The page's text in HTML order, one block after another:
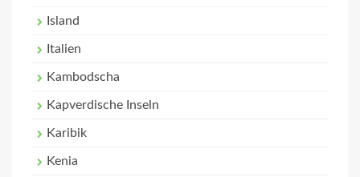
Island
Italien
Kambodscha
Kapverdische Inseln
Karibik
Kenia